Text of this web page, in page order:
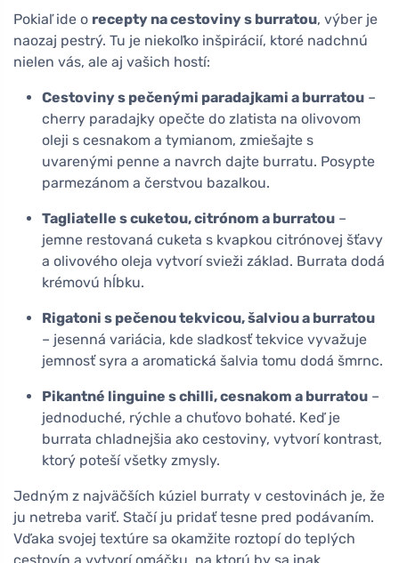
Pokiaľ ide o recepty na cestoviny s burratou, výber je
naozaj pestrý. Tu je niekoľko inšpirácií, ktoré nadchnú
nielen vás, ale aj vašich hostí:
Cestoviny s pečenými paradajkami a burratou –
cherry paradajky opečte do zlatista na olivovom
oleji s cesnakom a tymianom, zmiešajte s
uvarenými penne a navrch dajte burratu. Posypte
parmezánom a čerstvou bazalkou.
Tagliatelle s cuketou, citrónom a burratou –
jemne restovaná cuketa s kvapkou citrónovej šťavy
a olivového oleja vytvorí svieži základ. Burrata dodá
krémovú hĺbku.
Rigatoni s pečenou tekvicou, šalviou a burratou
– jesenná variácia, kde sladkosť tekvice vyvažuje
jemnosť syra a aromatická šalvia tomu dodá šmrnc.
Pikantné linguine s chilli, cesnakom a burratou –
jednoduché, rýchle a chuťovo bohaté. Keď je
burrata chladnejšia ako cestoviny, vytvorí kontrast,
ktorý poteší všetky zmysly.
Jedným z najväčších kúziel burraty v cestovinách je, že
ju netreba variť. Stačí ju pridať tesne pred podávaním.
Vďaka svojej textúre sa okamžite roztopí do teplých